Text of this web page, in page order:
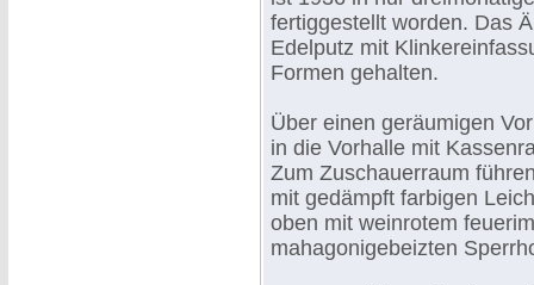
fertiggestellt worden. Das
Edelputz mit
Formen gehalten.
Über einen geräumigen
in die Vorhalle mit
Zum Zuschauerraum
mit gedämpft farbigen
oben mit weinrotem
mahagonigebeizten